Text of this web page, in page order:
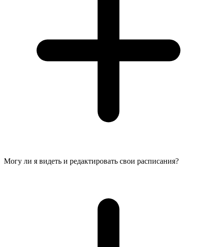
Могу ли я видеть и редактировать свои расписания?